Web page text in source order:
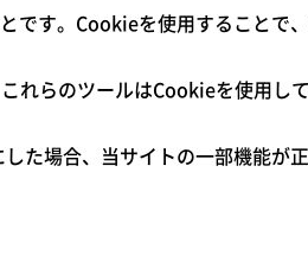
です。Cookieを使用することで
れらのツールはCookieを使用し
た場合、当サイトの一部機能が